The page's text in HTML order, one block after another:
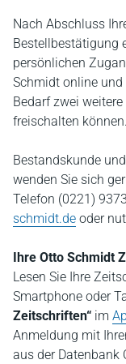
Nach Abschluss
Bestellbestätigung
persönlichen
Schmidt online und
Bedarf zwei
freischalten können.
Bestandskunde
wenden Sie sich
Telefon (0221)
schmidt.de oder
Ihre Otto Schmidt
Lesen Sie Ihre
Smartphone oder
Zeitschriften“ im
Anmeldung mit
aus der Datenbank